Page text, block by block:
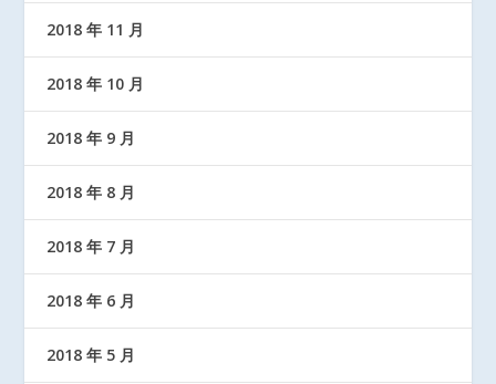
2018 年 11 月
2018 年 10 月
2018 年 9 月
2018 年 8 月
2018 年 7 月
2018 年 6 月
2018 年 5 月